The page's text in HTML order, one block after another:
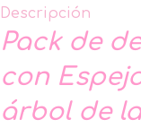
Descripción
Pack de
con
árbol de